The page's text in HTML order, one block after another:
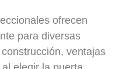
ofrecen
para diversas
ventajas